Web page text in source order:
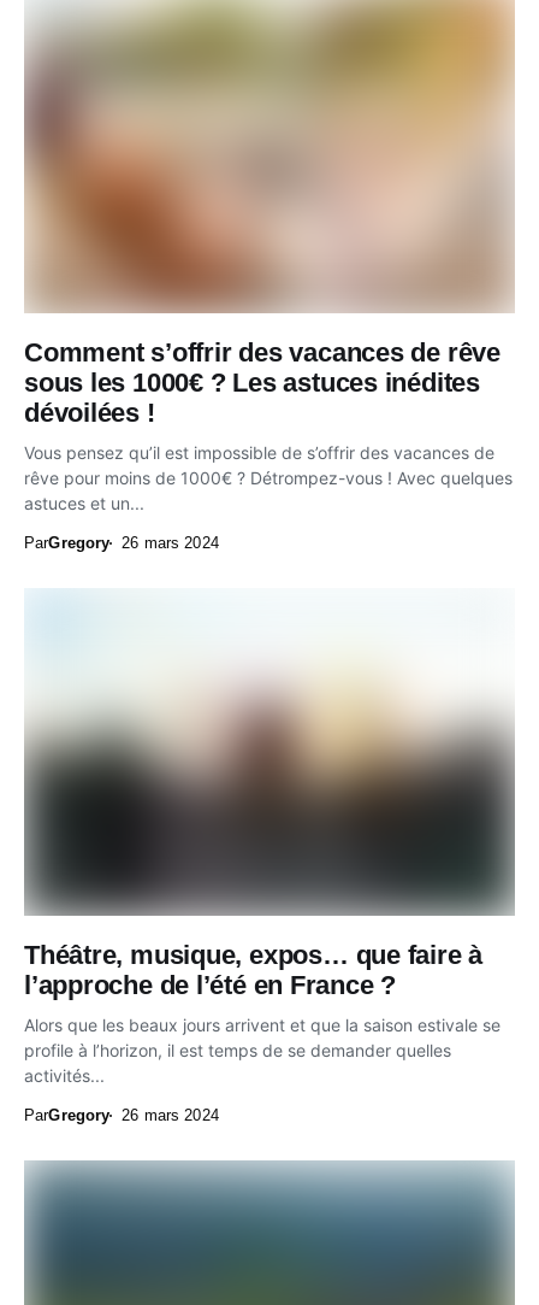
Comment s’offrir des vacances de rêve
sous les 1000€ ? Les astuces inédites
dévoilées !
Vous pensez qu’il est impossible de s’offrir des vacances de
rêve pour moins de 1000€ ? Détrompez-vous ! Avec quelques
astuces et un...
ParGregory 26 mars 2024
Théâtre, musique, expos… que faire à
l’approche de l’été en France ?
Alors que les beaux jours arrivent et que la saison estivale se
profile à l’horizon, il est temps de se demander quelles
activités...
ParGregory 26 mars 2024